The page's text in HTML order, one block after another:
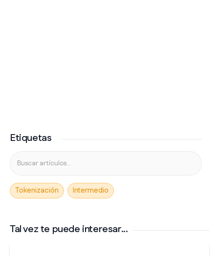
Etiquetas
Tokenización Intermedio
Tal vez te puede interesar...